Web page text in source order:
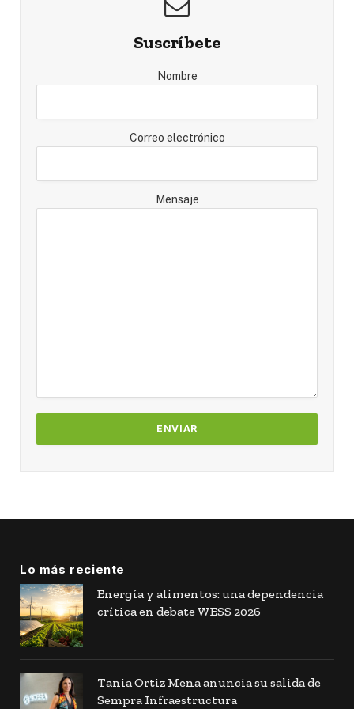
Suscríbete
Nombre
Correo electrónico
Mensaje
Lo más reciente
Energía y alimentos: una dependencia
crítica en debate WESS 2026
Tania Ortiz Mena anuncia su salida de
Sempra Infraestructura